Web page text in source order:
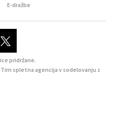
E-dražbe
pridržane.
spletna agencijav sodelovanju z